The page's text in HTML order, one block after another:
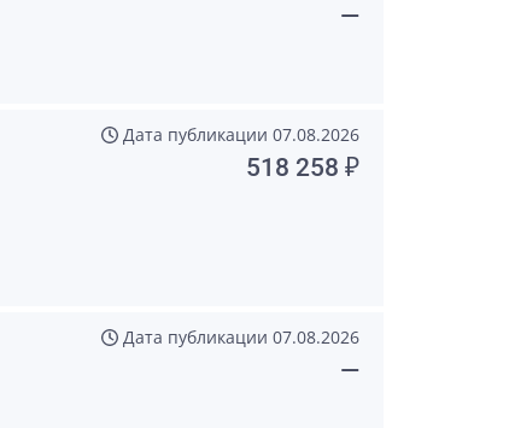
—
Дата публикации 07.08.2026
518 258 ₽
Дата публикации 07.08.2026
—